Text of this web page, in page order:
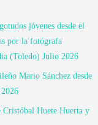
jóvenes desde el
por la fotógrafa
(Toledo) Julio 2026
Mario Sánchez desde
Cristóbal Huete Huerta y